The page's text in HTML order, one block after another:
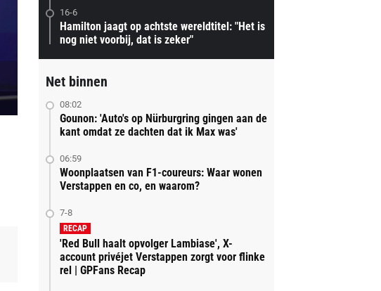
16-6
Hamilton jaagt op achtste wereldtitel: "Het is
nog niet voorbij, dat is zeker"
Net binnen
08:02
Gounon: 'Auto's op Nürburgring gingen aan de
kant omdat ze dachten dat ik Max was'
06:59
Woonplaatsen van F1-coureurs: Waar wonen
Verstappen en co, en waarom?
7-8
RECAP
'Red Bull haalt opvolger Lambiase', X-
account privéjet Verstappen zorgt voor flinke
rel | GPFans Recap